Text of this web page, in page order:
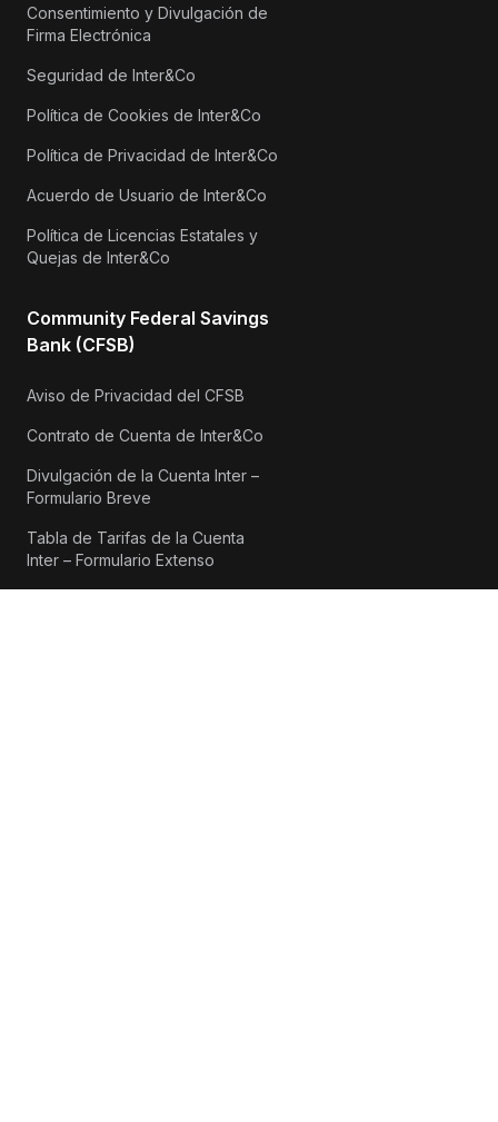
Consentimiento y Divulgación de
Firma Electrónica
Seguridad de Inter&Co
Política de Cookies de Inter&Co
Política de Privacidad de Inter&Co
Acuerdo de Usuario de Inter&Co
Política de Licencias Estatales y
Quejas de Inter&Co
Community Federal Savings
Bank (CFSB)
Aviso de Privacidad del CFSB
Contrato de Cuenta de Inter&Co
Divulgación de la Cuenta Inter –
Formulario Breve
Tabla de Tarifas de la Cuenta
Inter – Formulario Extenso